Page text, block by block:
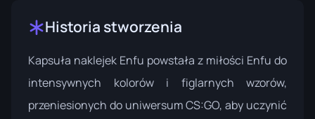
Historia stworzenia
Kapsuła naklejek Enfu powstała z miłości Enfu do
intensywnych kolorów i figlarnych wzorów,
przeniesionych do uniwersum CS:GO, aby uczynić